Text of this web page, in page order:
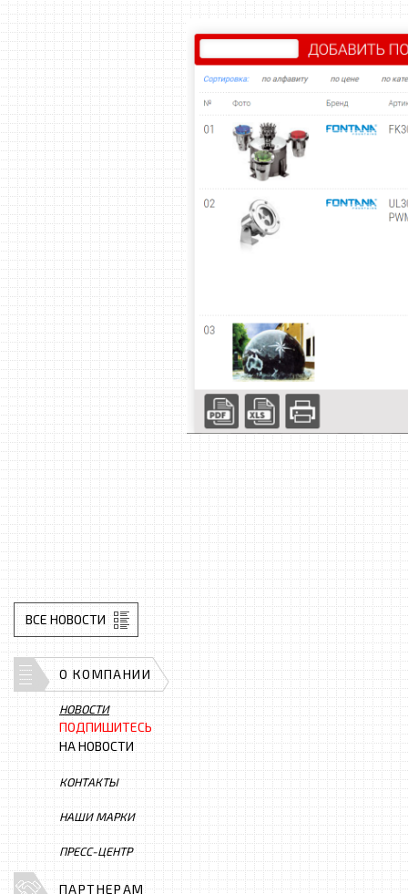
ВСЕ НОВОСТИ
О КОМПАНИИ
НОВОСТИ
ПОДПИШИТЕСЬ
НА НОВОСТИ
КОНТАКТЫ
НАШИ МАРКИ
ПРЕСС-ЦЕНТР
ПАРТНЕРАМ